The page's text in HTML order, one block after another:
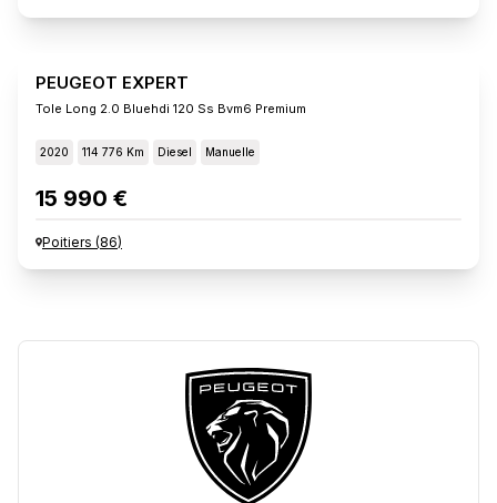
PEUGEOT EXPERT
Tole Long 2.0 Bluehdi 120 Ss Bvm6 Premium
2020 114 776 Km Diesel Manuelle
15 990 €
Poitiers (86)